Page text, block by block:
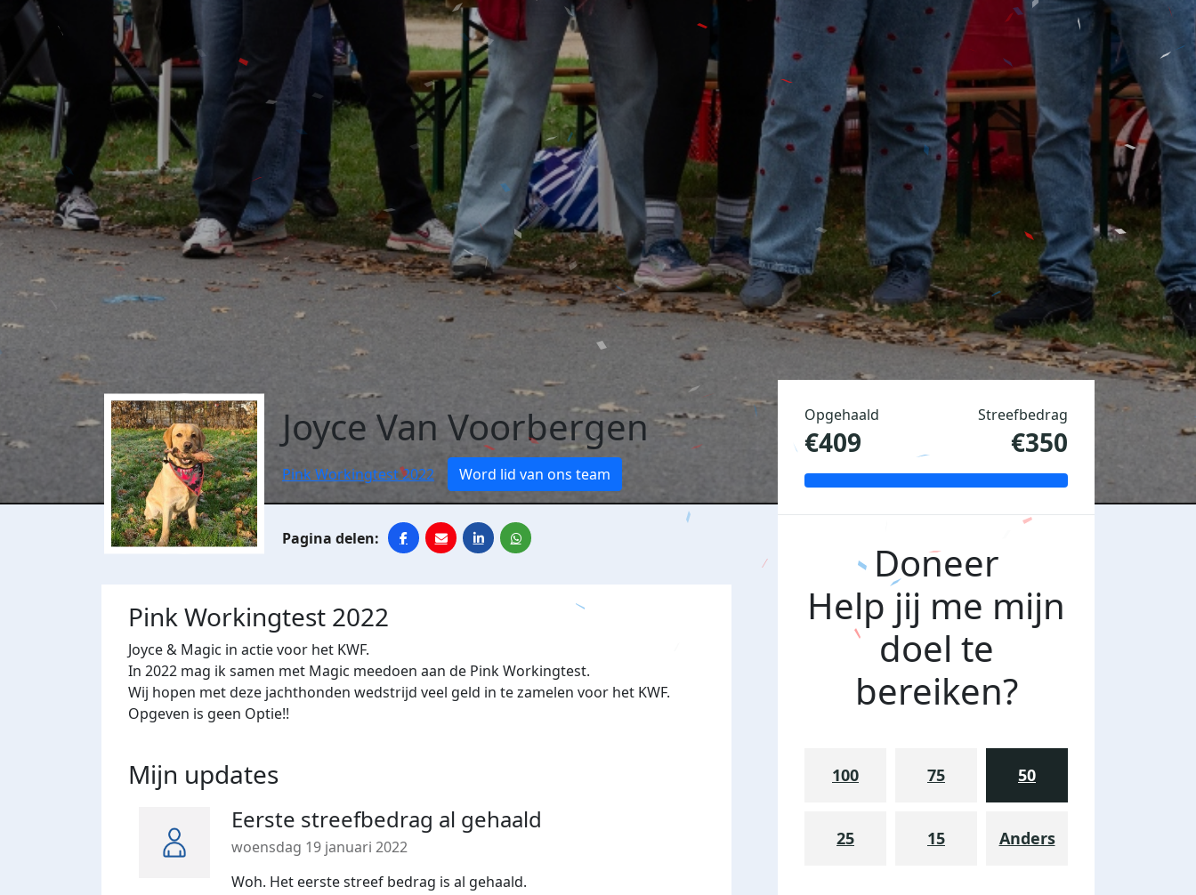
Joyce Van Voorbergen
Pink Workingtest 2022 Word lid van ons team
Pink Workingtest 2022
Joyce & Magic in actie voor het KWF.
In 2022 mag ik samen met Magic meedoen aan de Pink Workingtest.
Wij hopen met deze jachthonden wedstrijd veel geld in te zamelen voor het KWF.
Opgeven is geen Optie!!
Mijn updates
Eerste streefbedrag al gehaald
woensdag 19 januari 2022
Woh. Het eerste streef bedrag is al gehaald.
Opgehaald
€409
Streefbedrag
€350
Doneer
Help jij me mijn
doel te
bereiken?
100 75 50
25 15 Anders